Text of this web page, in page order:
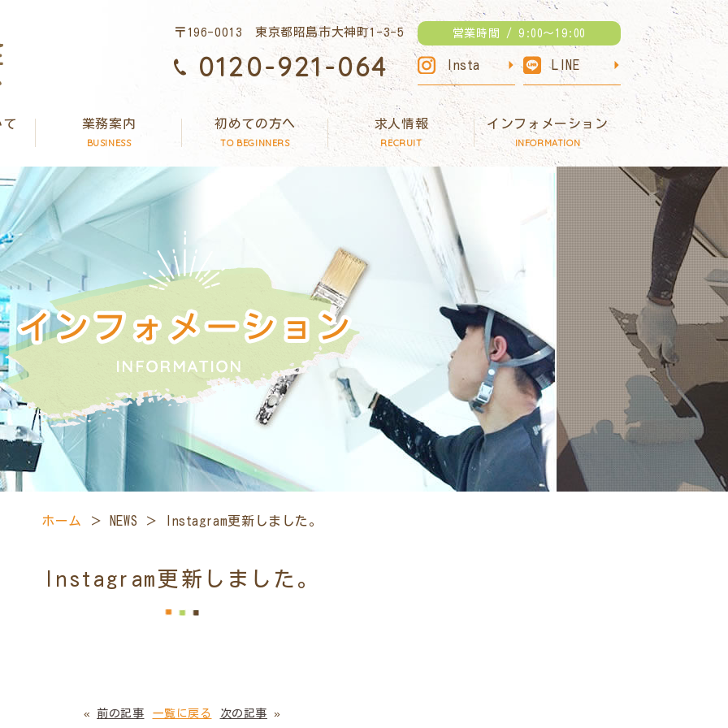
〒196-0013 東京都昭島市大神町1-3-5
0120-921-064
営業時間 / 9:00～19:00
Insta LINE
業務案内
BUSINESS
初めての方へ
TO BEGINNERS
求人情報
RECRUIT
インフォメーション
INFORMATION
ホーム ＞ NEWS ＞ Instagram更新しました。
Instagram更新しました。
« 前の記事 一覧に戻る 次の記事 »